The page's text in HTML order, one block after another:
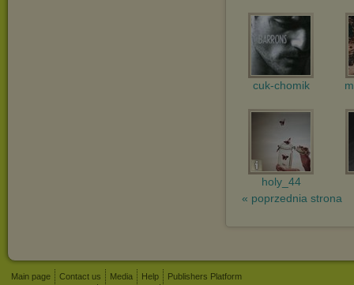
cuk-chomik
holy_44
« poprzednia strona
Main page Contact us Media Help
Publishers Platform